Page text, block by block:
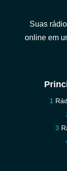
Suas
online em